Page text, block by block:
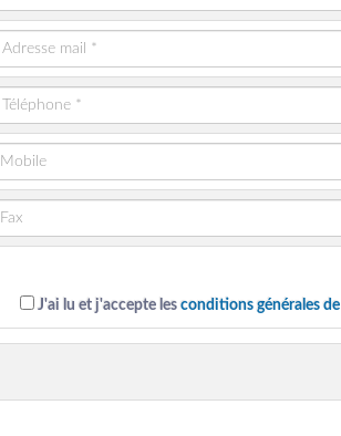
J'ai lu et j'accepte les conditions générales